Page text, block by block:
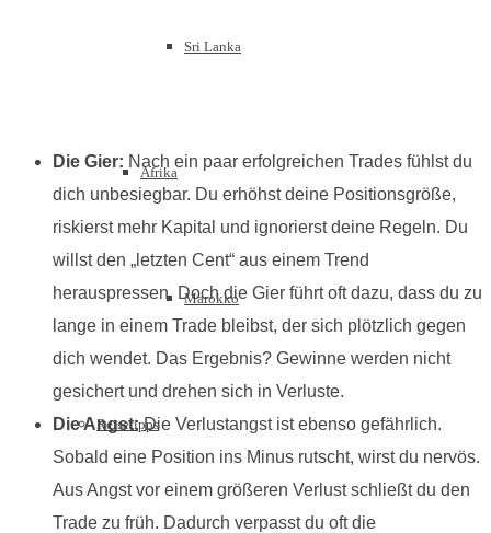
Sri Lanka
Afrika
Marokko
Reisetipps
Die Gier: Nach ein paar erfolgreichen Trades fühlst du
dich unbesiegbar. Du erhöhst deine Positionsgröße,
riskierst mehr Kapital und ignorierst deine Regeln. Du
willst den „letzten Cent“ aus einem Trend
herauspressen. Doch die Gier führt oft dazu, dass du zu
lange in einem Trade bleibst, der sich plötzlich gegen
dich wendet. Das Ergebnis? Gewinne werden nicht
gesichert und drehen sich in Verluste.
Die Angst:Die Verlustangst ist ebenso gefährlich.
Sobald eine Position ins Minus rutscht, wirst du nervös.
Aus Angst vor einem größeren Verlust schließt du den
Trade zu früh. Dadurch verpasst du oft die